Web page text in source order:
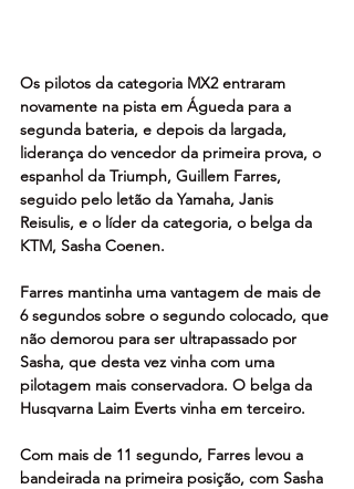
Os pilotos da categoria MX2 entraram
novamente na pista em Águeda para a
segunda bateria, e depois da largada,
liderança do vencedor da primeira prova, o
espanhol da Triumph, Guillem Farres,
seguido pelo letão da Yamaha, Janis
Reisulis, e o líder da categoria, o belga da
KTM, Sasha Coenen.
Farres mantinha uma vantagem de mais de
6 segundos sobre o segundo colocado, que
não demorou para ser ultrapassado por
Sasha, que desta vez vinha com uma
pilotagem mais conservadora. O belga da
Husqvarna Laim Everts vinha em terceiro.
Com mais de 11 segundo, Farres levou a
bandeirada na primeira posição, com Sasha